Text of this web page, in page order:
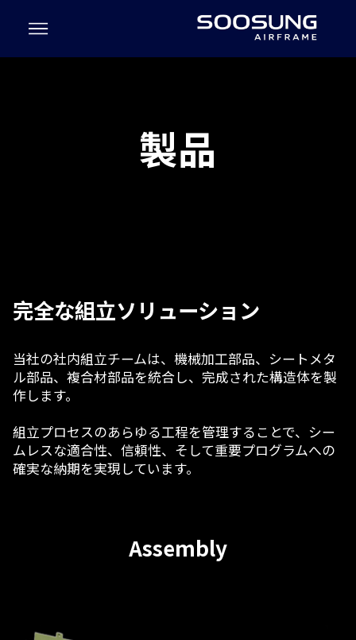
製品
完全な組立ソリューション
当社の社内組立チームは、機械加工部品、シートメタ
ル部品、複合材部品を統合し、完成された構造体を製
作します。
組立プロセスのあらゆる工程を管理することで、シー
ムレスな適合性、信頼性、そして重要プログラムへの
確実な納期を実現しています。
Assembly